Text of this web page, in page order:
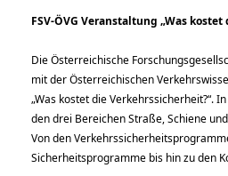
FSV-ÖVG Veranstaltung „Was
Die Österreichische
mit der Österreichischen
„Was kostet die Verkehrssicherheit?“.
den drei Bereichen Straße, Schiene
Von den
Sicherheitsprogramme bis hin zu den